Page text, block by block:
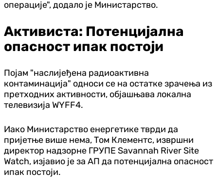
операције", додало је Министарство.
Активиста: Потенцијална
опасност ипак постоји
Појам "наслијеђена радиоактивна
контаминација" односи се на остатке зрачења из
претходних активности, објашњава локална
телевизија WYFF4.
Иако Министарство енергетике тврди да
пријетње више нема, Том Клементс, извршни
директор надзорне ГРУПЕ Savannah River Site
Watch, изјавио је за АП да потенцијална опасност
ипак постоји.